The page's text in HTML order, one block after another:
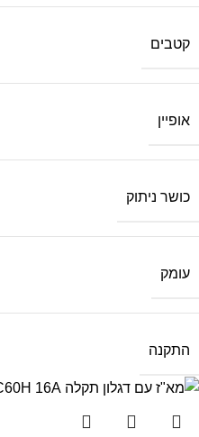
קטבים
אופיין
כושר ניתוק
עומק
התקנה